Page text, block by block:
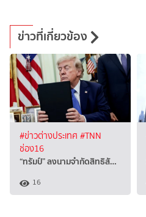
ข่าวที่เกี่ยวข้อง
#ข่าวต่างประเทศ #TNN
ช่อง16
“ทรัมป์” ลงนามจำกัดสิทธิสั…
16